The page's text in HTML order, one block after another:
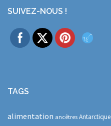
SUIVEZ-NOUS !
TAGS
alimentation ancêtres Antarctique